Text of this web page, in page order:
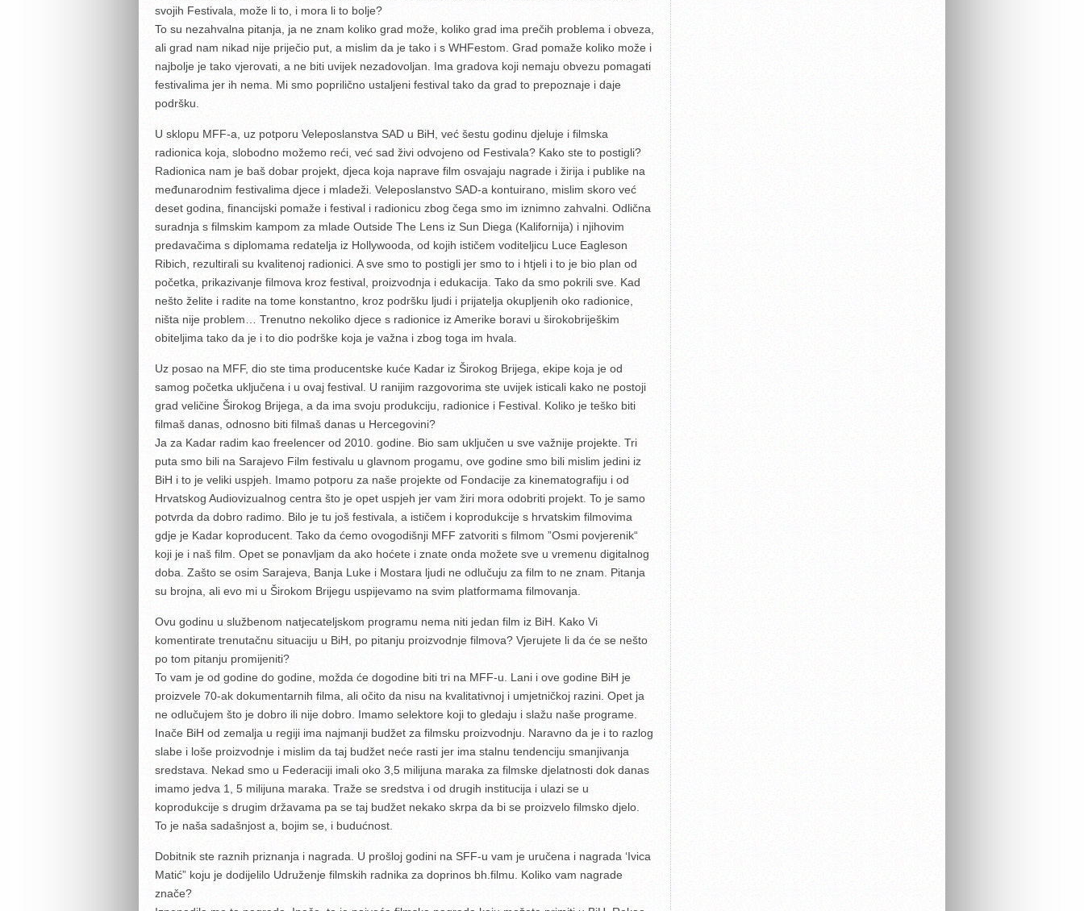
svojih Festivala, može li to, i mora li to bolje?
To su nezahvalna pitanja, ja ne znam koliko grad može, koliko grad ima prečih problema i obveza,
ali grad nam nikad nije priječio put, a mislim da je tako i s WHFestom. Grad pomaže koliko može i
najbolje je tako vjerovati, a ne biti uvijek nezadovoljan. Ima gradova koji nemaju obvezu pomagati
festivalima jer ih nema. Mi smo poprilično ustaljeni festival tako da grad to prepoznaje i daje
podršku.
U sklopu MFF-a, uz potporu Veleposlanstva SAD u BiH, već šestu godinu djeluje i filmska
radionica koja, slobodno možemo reći, već sad živi odvojeno od Festivala? Kako ste to postigli?
Radionica nam je baš dobar projekt, djeca koja naprave film osvajaju nagrade i žirija i publike na
međunarodnim festivalima djece i mladeži. Veleposlanstvo SAD-a kontuirano, mislim skoro već
deset godina, financijski pomaže i festival i radionicu zbog čega smo im iznimno zahvalni. Odlična
suradnja s filmskim kampom za mlade Outside The Lens iz Sun Diega (Kalifornija) i njihovim
predavačima s diplomama redatelja iz Hollywooda, od kojih ističem voditeljicu Luce Eagleson
Ribich, rezultirali su kvalitenoj radionici. A sve smo to postigli jer smo to i htjeli i to je bio plan od
početka, prikazivanje filmova kroz festival, proizvodnja i edukacija. Tako da smo pokrili sve. Kad
nešto želite i radite na tome konstantno, kroz podršku ljudi i prijatelja okupljenih oko radionice,
ništa nije problem… Trenutno nekoliko djece s radionice iz Amerike boravi u širokobriješkim
obiteljima tako da je i to dio podrške koja je važna i zbog toga im hvala.
Uz posao na MFF, dio ste tima producentske kuće Kadar iz Širokog Brijega, ekipe koja je od
samog početka uključena i u ovaj festival. U ranijim razgovorima ste uvijek isticali kako ne postoji
grad veličine Širokog Brijega, a da ima svoju produkciju, radionice i Festival. Koliko je teško biti
filmaš danas, odnosno biti filmaš danas u Hercegovini?
Ja za Kadar radim kao freelencer od 2010. godine. Bio sam uključen u sve važnije projekte. Tri
puta smo bili na Sarajevo Film festivalu u glavnom progamu, ove godine smo bili mislim jedini iz
BiH i to je veliki uspjeh. Imamo potporu za naše projekte od Fondacije za kinematografiju i od
Hrvatskog Audiovizualnog centra što je opet uspjeh jer vam žiri mora odobriti projekt. To je samo
potvrda da dobro radimo. Bilo je tu još festivala, a ističem i koprodukcije s hrvatskim filmovima
gdje je Kadar koproducent. Tako da ćemo ovogodišnji MFF zatvoriti s filmom ”Osmi povjerenik“
koji je i naš film. Opet se ponavljam da ako hoćete i znate onda možete sve u vremenu digitalnog
doba. Zašto se osim Sarajeva, Banja Luke i Mostara ljudi ne odlučuju za film to ne znam. Pitanja
su brojna, ali evo mi u Širokom Brijegu uspijevamo na svim platformama filmovanja.
Ovu godinu u službenom natjecateljskom programu nema niti jedan film iz BiH. Kako Vi
komentirate trenutačnu situaciju u BiH, po pitanju proizvodnje filmova? Vjerujete li da će se nešto
po tom pitanju promijeniti?
To vam je od godine do godine, možda će dogodine biti tri na MFF-u. Lani i ove godine BiH je
proizvele 70-ak dokumentarnih filma, ali očito da nisu na kvalitativnoj i umjetničkoj razini. Opet ja
ne odlučujem što je dobro ili nije dobro. Imamo selektore koji to gledaju i slažu naše programe.
Inače BiH od zemalja u regiji ima najmanji budžet za filmsku proizvodnju. Naravno da je i to razlog
slabe i loše proizvodnje i mislim da taj budžet neće rasti jer ima stalnu tendenciju smanjivanja
sredstava. Nekad smo u Federaciji imali oko 3,5 milijuna maraka za filmske djelatnosti dok danas
imamo jedva 1, 5 milijuna maraka. Traže se sredstva i od drugih institucija i ulazi se u
koprodukcije s drugim državama pa se taj budžet nekako skrpa da bi se proizvelo filmsko djelo.
To je naša sadašnjost a, bojim se, i budućnost.
Dobitnik ste raznih priznanja i nagrada. U prošloj godini na SFF-u vam je uručena i nagrada ‘Ivica
Matić” koju je dodijelilo Udruženje filmskih radnika za doprinos bh.filmu. Koliko vam nagrade
znače?